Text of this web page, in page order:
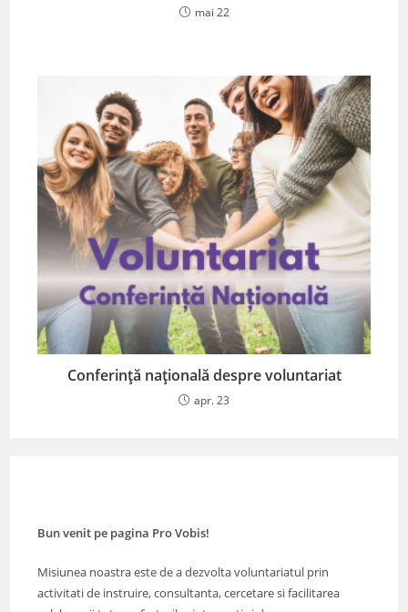
mai 22
Conferință națională despre voluntariat
apr. 23
Bun venit pe pagina Pro Vobis!
Misiunea noastra este de a dezvolta voluntariatul prin
activitati de instruire, consultanta, cercetare si facilitarea